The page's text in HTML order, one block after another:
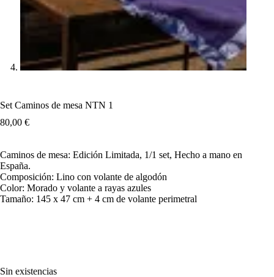
Set Caminos de mesa NTN 1
80,00 €
Caminos de mesa: Edición Limitada, 1/1 set, Hecho a mano en
España.
Composición: Lino con volante de algodón
Color: Morado y volante a rayas azules
Tamaño: 145 x 47 cm + 4 cm de volante perimetral
Sin existencias